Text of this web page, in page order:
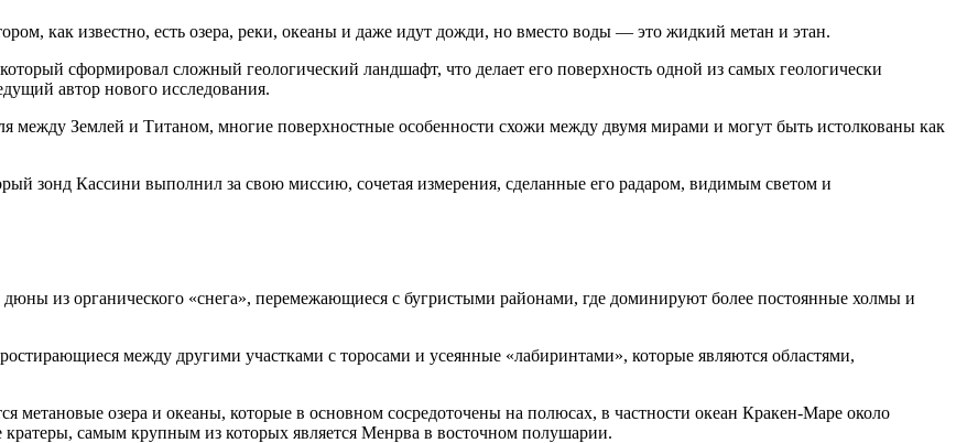
как известно, есть озера, реки, океаны и даже идут дожди, но вместо воды — это жидкий метан и этан.
сформировал сложный геологический ландшафт, что делает его поверхность одной из самых геологически
автор нового исследования.
между Землей и Титаном, многие поверхностные особенности схожи между двумя мирами и могут быть истолкованы как
зонд Кассини выполнил за свою миссию, сочетая измерения, сделанные его радаром, видимым светом и
из органического «снега», перемежающиеся с бугристыми районами, где доминируют более постоянные холмы и
между другими участками с торосами и усеянные «лабиринтами», которые являются областями,
метановые озера и океаны, которые в основном сосредоточены на полюсах, в частности океан Кракен-Маре около
самым крупным из которых является Менрва в восточном полушарии.